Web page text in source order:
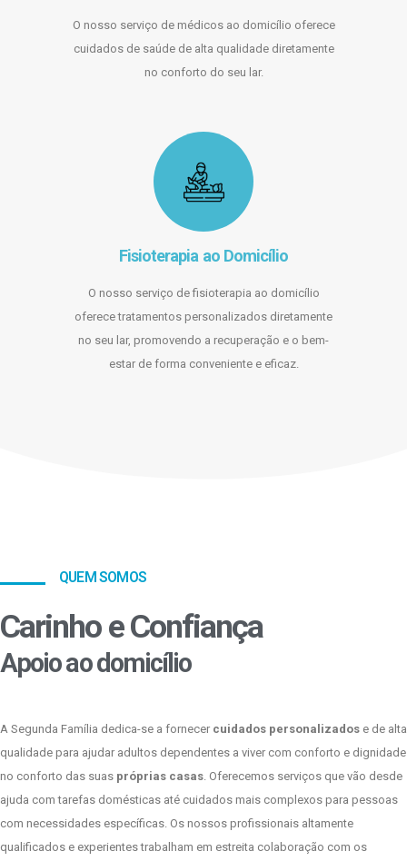
O nosso serviço de médicos ao domicílio oferece
cuidados de saúde de alta qualidade diretamente
no conforto do seu lar.
Fisioterapia ao Domicílio
O nosso serviço de fisioterapia ao domicílio
oferece tratamentos personalizados diretamente
no seu lar, promovendo a recuperação e o bem-
estar de forma conveniente e eficaz.
QUEM SOMOS
Carinho e Confiança
Apoio ao domicílio
A Segunda Família dedica-se a fornecer cuidados personalizados e de alta
qualidade para ajudar adultos dependentes a viver com conforto e dignidade
no conforto das suas próprias casas . Oferecemos serviços que vão desde
ajuda com tarefas domésticas até cuidados mais complexos para pessoas
com necessidades específicas. Os nossos profissionais altamente
qualificados e experientes trabalham em estreita colaboração com os